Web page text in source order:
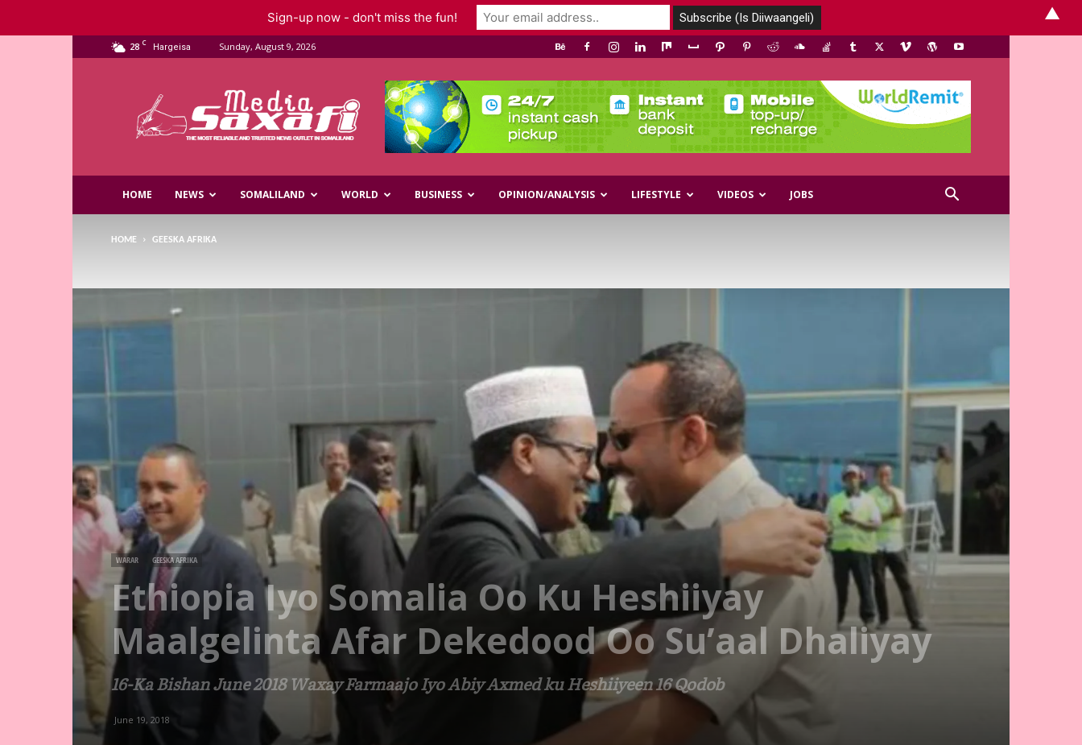
28 C Hargeisa Sunday, August 9, 2026
Media
HOME NEWS SOMALILAND WORLD BUSINESS OPINION/ANALYSIS LIFESTYLE VIDEOS JOBS
HOME GEESKA AFRIKA
WARAR GEESKA AFRIKA
Ethiopia Iyo Somalia Oo Ku Heshiiyay
Maalgelinta Afar Dekedood Oo Su’aal Dhaliyay
16-Ka Bishan June 2018 Waxay Farmaajo Iyo Abiy Axmed ku Heshiiyeen 16 Qodob
June 19, 2018
Sign-up now - don't miss the fun! ▲